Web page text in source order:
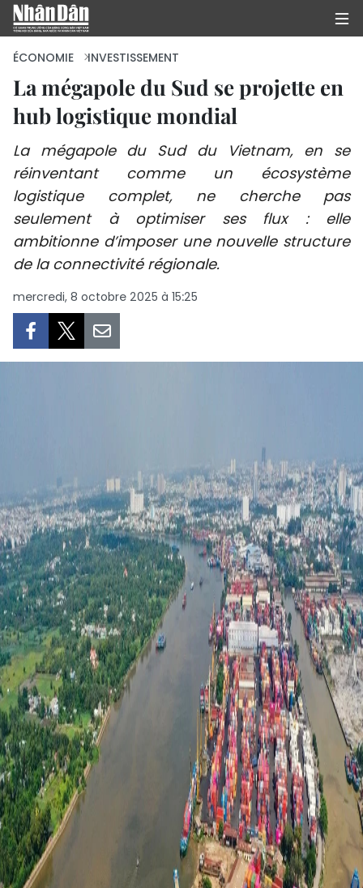
PAGE D'ACCUEIL
POLITIQUE
ÉCONOMIE
SOCIÉTÉ
CULTURE
TOURISME
INTERNATIONAL
MÉGASTORIE
INFOGRAPHIE
PHOTO
VIDÉO
À PROPOS DU "PEUPLE"
TIẾNG VIỆT
РУССКИЙ
ÉCONOMIE INVESTISSEMENT
La mégapole du Sud se projette en
hub logistique mondial
La mégapole du Sud du Vietnam, en se
réinventant comme un écosystème
logistique complet, ne cherche pas
seulement à optimiser ses flux : elle
ambitionne d’imposer une nouvelle structure
de la connectivité régionale.
mercredi, 8 octobre 2025 à 15:25